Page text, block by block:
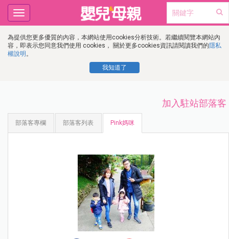
為提供您更多優質的內容，本網站使用cookies分析技術。若繼續閱覽本網站內
容，即表示您同意我們使用 cookies， 關於更多cookies資訊請閱讀我們的隱私
權說明 。
我知道了
Toggle
navigation
加入駐站部落客
部落客專欄 部落客列表 Pink媽咪